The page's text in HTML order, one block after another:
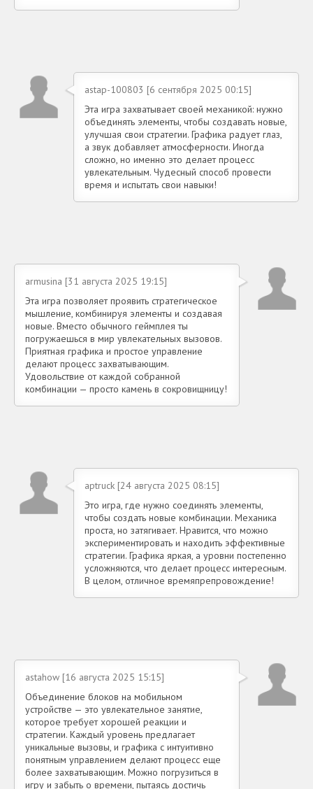
astap-100803 [6 сентября 2025 00:15]
Эта игра захватывает своей механикой: нужно
объединять элементы, чтобы создавать новые,
улучшая свои стратегии. Графика радует глаз,
а звук добавляет атмосферности. Иногда
сложно, но именно это делает процесс
увлекательным. Чудесный способ провести
время и испытать свои навыки!
armusina [31 августа 2025 19:15]
Эта игра позволяет проявить стратегическое
мышление, комбинируя элементы и создавая
новые. Вместо обычного геймплея ты
погружаешься в мир увлекательных вызовов.
Приятная графика и простое управление
делают процесс захватывающим.
Удовольствие от каждой собранной
комбинации — просто камень в сокровищницу!
aptruck [24 августа 2025 08:15]
Это игра, где нужно соединять элементы,
чтобы создать новые комбинации. Механика
проста, но затягивает. Нравится, что можно
экспериментировать и находить эффективные
стратегии. Графика яркая, а уровни постепенно
усложняются, что делает процесс интересным.
В целом, отличное времяпрепровождение!
astahow [16 августа 2025 15:15]
Объединение блоков на мобильном
устройстве — это увлекательное занятие,
которое требует хорошей реакции и
стратегии. Каждый уровень предлагает
уникальные вызовы, и графика с интуитивно
понятным управлением делают процесс еще
более захватывающим. Можно погрузиться в
игру и забыть о времени, пытаясь достичь